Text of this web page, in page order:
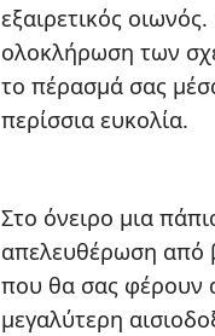
εξαιρετικός
ολοκλήρωση των
το πέρασμά σας
περίσσια ευκολία.
Στο όνειρο μια
απελευθέρωση από
που θα σας φέρουν
μεγαλύτερη